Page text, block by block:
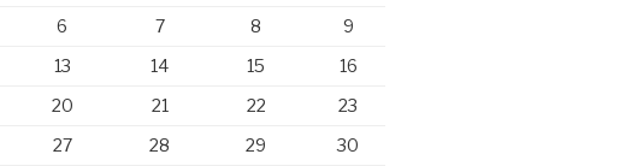
6 7 8
9
13 14 15
16
20 21 22
23
27 28 29
30